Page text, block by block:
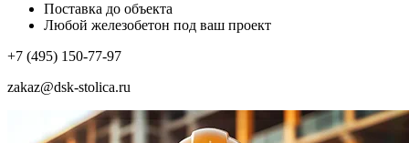
Поставка до объекта
Любой железобетон под ваш проект
+7 (495) 150-77-97
zakaz@dsk-stolica.ru